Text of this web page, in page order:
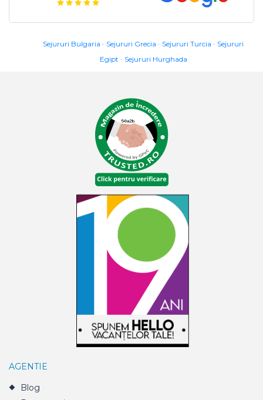
Sejururi Bulgaria Sejururi Grecia Sejururi Turcia
Sejururi
Egipt
Sejururi Hurghada
AGENTIE
Blog